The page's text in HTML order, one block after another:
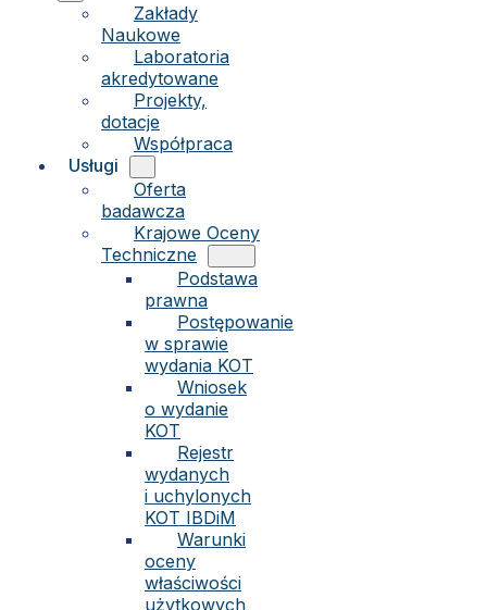
Zakłady
Naukowe
Laboratoria
akredytowane
Projekty,
dotacje
Współpraca
Usługi
Oferta
badawcza
Krajowe Oceny
Techniczne
Podstawa
prawna
Postępowanie
w sprawie
wydania KOT
Wniosek
o wydanie
KOT
Rejestr
wydanych
i uchylonych
KOT IBDiM
Warunki
oceny
właściwości
użytkowych